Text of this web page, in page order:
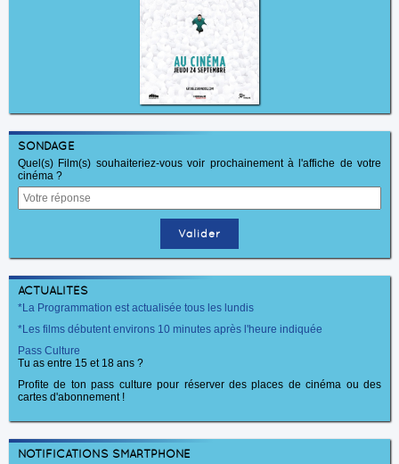
SONDAGE
Quel(s) Film(s) souhaiteriez-vous voir prochainement à l'affiche de votre
cinéma ?
ACTUALITÉS
*La Programmation est actualisée tous les lundis
*Les films débutent environs 10 minutes après l'heure indiquée
Pass Culture
Tu as entre 15 et 18 ans ?
Profite de ton pass culture pour réserver des places de cinéma ou des
cartes d'abonnement !
NOTIFICATIONS SMARTPHONE